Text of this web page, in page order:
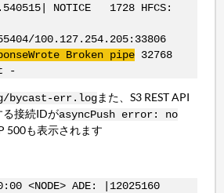
NOTICE 1728 HFCS:
100.127.254.205:33806
Broken pipe32768
-
bycast-err.logまた、S3 REST API
る接続IDがasyncPush error: no
500も表示されます
<NODE> ADE: |12025160